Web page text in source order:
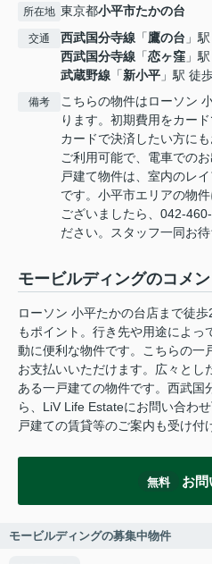
所在地 東京都小平市たかの台
交通 西武国分寺線 「鷹の台 」
西武国分寺線 「恋ヶ窪 」
武蔵野線 「新小平 」駅 徒
備考
こちらの物件はローソン
ります。初期費用をカー
カードで決済したい方に
ご利用可能で、電車での
戸建て物件は、室内のレ
です。小平市エリアの物
ございましたら、042-
ださい。スタッフ一同お待
モービルディングのコメ
ローソン 小平たかの台店まで徒
もポイント。行き先や用途によっ
動に便利な物件です。こちらの一
お支払いいただけます。広々とし
ある一戸建ての物件です。西武国
ら、LiV Life Estateにお問い合わ
戸建ての賃貸等のご案内も受け付
無料 お問
モービルディングの募集中物件